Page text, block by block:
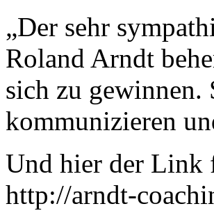
„Der sehr
Roland Arndt
sich zu gewinnen.
kommunizieren
Und hier der Link
http://arndt-